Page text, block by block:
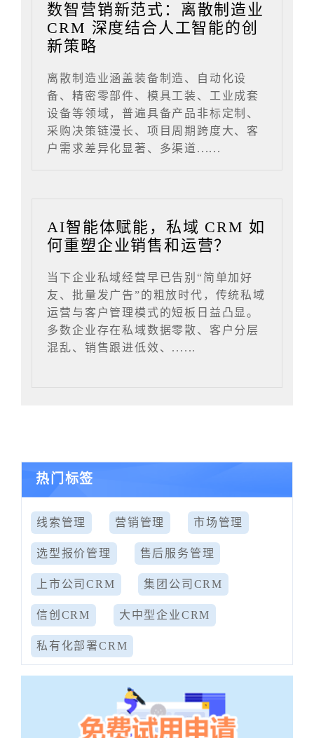
数智营销新范式：离散制造业
CRM 深度结合人工智能的创
新策略
离散制造业涵盖装备制造、自动化设
备、精密零部件、模具工装、工业成套
设备等领域，普遍具备产品非标定制、
采购决策链漫长、项目周期跨度大、客
户需求差异化显著、多渠道......
AI智能体赋能，私域 CRM 如
何重塑企业销售和运营？
当下企业私域经营早已告别“简单加好
友、批量发广告”的粗放时代，传统私域
运营与客户管理模式的短板日益凸显。
多数企业存在私域数据零散、客户分层
混乱、销售跟进低效、......
热门标签
线索管理 营销管理 市场管理
选型报价管理 售后服务管理
上市公司CRM 集团公司CRM
信创CRM 大中型企业CRM
私有化部署CRM